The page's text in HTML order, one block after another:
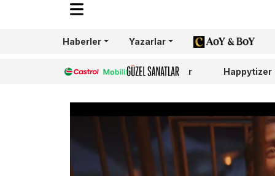
Haberler Yazarlar AoY/BoY
Castrol Güzel Sanatlar Happytizer